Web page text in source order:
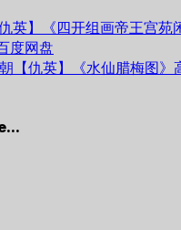
英】《四开组画帝王宫苑
度网盘
【仇英】《水仙腊梅图》